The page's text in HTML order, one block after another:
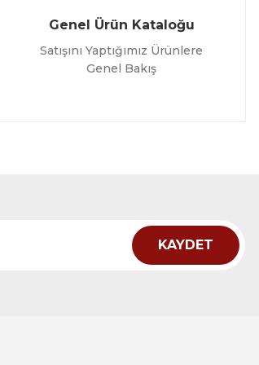
Genel Ürün Kataloğu
Satışını Yaptığımız Ürünlere
Genel Bakış
KAYDET